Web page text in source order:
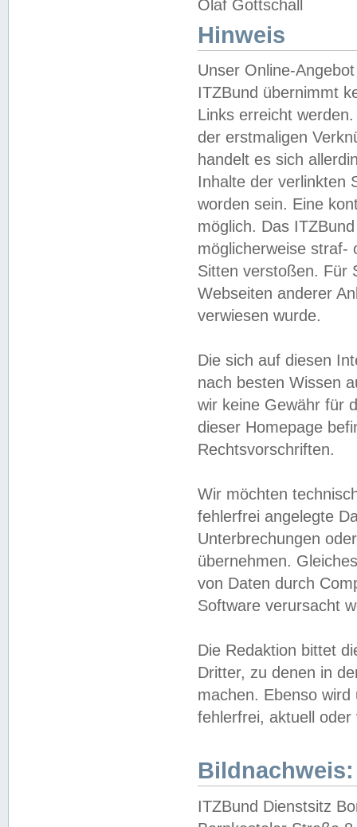
Olaf Gottschall
Hinweis
Unser Online-
ITZBund übernimmt
Links erreicht
der erstmaligen
handelt es sich
Inhalte der verlinkten
worden sein. Eine
möglich. Das
möglicherweise straf-
Sitten verstoßen. Für
Webseiten anderer
verwiesen wurde.
Die sich auf diesen
nach besten Wissen
wir keine Gewähr für
dieser Homepage
Rechtsvorschriften.
Wir möchten
fehlerfrei angelegte
Unterbrechungen
übernehmen.
von Daten durch
Software verursacht
Die Redaktion bittet
Dritter, zu denen in
machen. Ebenso
fehlerfrei, aktuell oder
Bildnachweis:
ITZBund Dienstsitz